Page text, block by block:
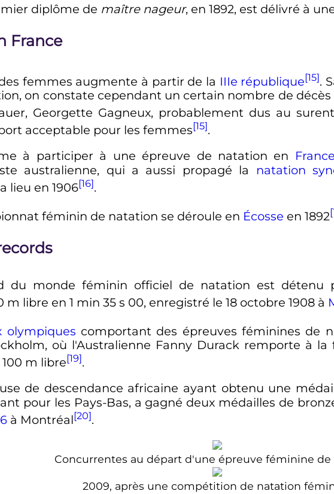
diplôme de maître nageur, en 1892, est délivré à
France
femmes augmente à partir de la IIIe république[15].
on constate cependant un certain nombre de
Georgette Gagneux, probablement dus au
acceptable pour les femmes[15].
à participer à une épreuve de natation en France
australienne, qui a aussi propagé la
natation
lieu en 1906[16].
féminin de natation se déroule en Écosse en 1892
du monde féminin officiel de natation est détenu
m libre en 1 min 35 s 00, enregistré le 18 octobre 1908à
olympiques comportant des épreuves féminines de
où l'Australienne Fanny Durack remporte à
100 m libre[19].
de descendance africaine ayant obtenu une
pour les Pays-Bas, a gagné deux médailles de
à Montréal[20].
Concurrentes au départ d'une épreuve féminine de
2009, après une compétition de natation